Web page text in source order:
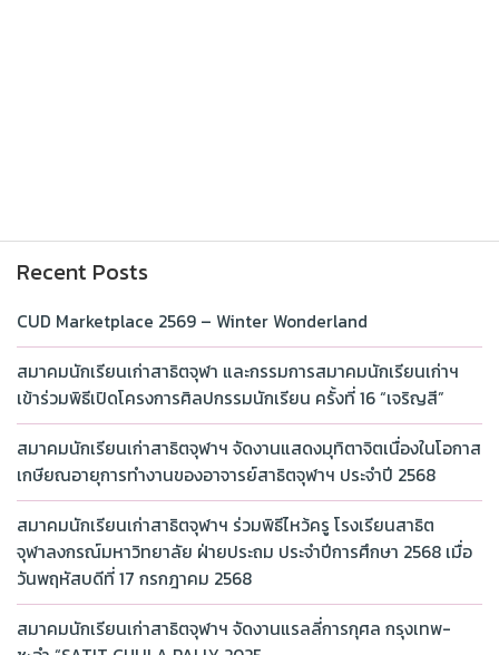
Recent Posts
CUD Marketplace 2569 – Winter Wonderland
สมาคมนักเรียนเก่าสาธิตจุฬา และกรรมการสมาคมนักเรียนเก่าฯ
เข้าร่วมพิธีเปิดโครงการศิลปกรรมนักเรียน ครั้งที่ 16 “เจริญสี”
สมาคมนักเรียนเก่าสาธิตจุฬาฯ จัดงานแสดงมุทิตาจิตเนื่องในโอกาส
เกษียณอายุการทำงานของอาจารย์สาธิตจุฬาฯ ประจำปี 2568
สมาคมนักเรียนเก่าสาธิตจุฬาฯ ร่วมพิธีไหว้ครู โรงเรียนสาธิต
จุฬาลงกรณ์มหาวิทยาลัย ฝ่ายประถม ประจำปีการศึกษา 2568 เมื่อ
วันพฤหัสบดีที่ 17 กรกฎาคม 2568
สมาคมนักเรียนเก่าสาธิตจุฬาฯ จัดงานแรลลี่การกุศล กรุงเทพ-